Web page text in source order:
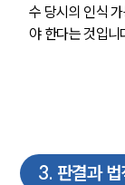
수 당시의 인식
야 한다는 것입니
3. 판결과